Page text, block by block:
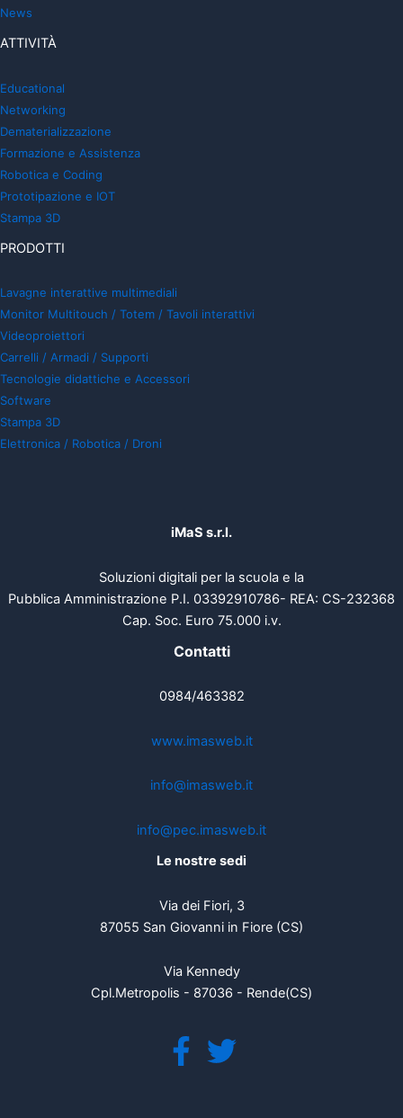
News
ATTIVITÀ
Educational
Networking
Dematerializzazione
Formazione e Assistenza
Robotica e Coding
Prototipazione e IOT
Stampa 3D
PRODOTTI
Lavagne interattive multimediali
Monitor Multitouch / Totem / Tavoli interattivi
Videoproiettori
Carrelli / Armadi / Supporti
Tecnologie didattiche e Accessori
Software
Stampa 3D
Elettronica / Robotica / Droni
iMaS s.r.l.
Soluzioni digitali per la scuola e la
Pubblica Amministrazione P.I. 03392910786- REA: CS-232368
Cap. Soc. Euro 75.000 i.v.
Contatti
0984/463382
www.imasweb.it
info@imasweb.it
info@pec.imasweb.it
Le nostre sedi
Via dei Fiori, 3
87055 San Giovanni in Fiore (CS)
Via Kennedy
Cpl.Metropolis - 87036 - Rende(CS)